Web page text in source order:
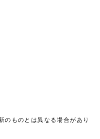
のものとは異なる場合があり